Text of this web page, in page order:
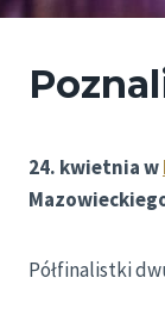
24. kwietnia w
Półfinalistki